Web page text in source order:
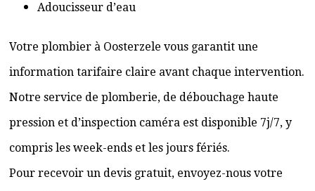
Adoucisseur d’eau
Votre plombier à Oosterzele vous garantit une
information tarifaire claire avant chaque intervention.
Notre service de plomberie, de débouchage haute
pression et d’inspection caméra est disponible 7j/7, y
compris les week-ends et les jours fériés.
Pour recevoir un devis gratuit, envoyez-nous votre